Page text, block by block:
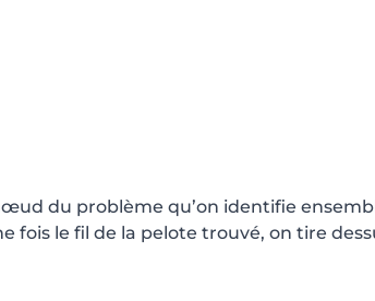
du problème qu’on identifie
le fil de la pelote trouvé, on tire